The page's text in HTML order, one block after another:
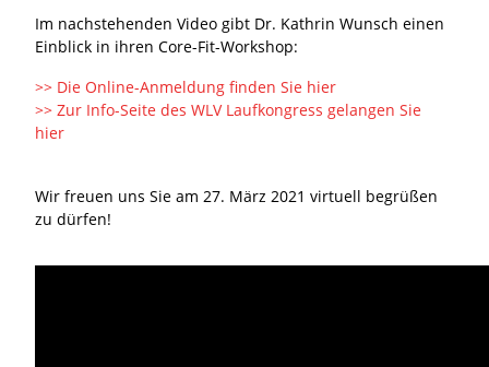
Im nachstehenden Video gibt Dr. Kathrin Wunsch einen
Einblick in ihren Core-Fit-Workshop:
>> Die Online-Anmeldung finden Sie hier
>> Zur Info-Seite des WLV Laufkongress gelangen Sie
hier
Wir freuen uns Sie am 27. März 2021 virtuell begrüßen
zu dürfen!